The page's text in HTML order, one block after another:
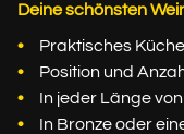
Deine schönsten
Praktisches
Position und
In jeder Länge
In Bronze oder